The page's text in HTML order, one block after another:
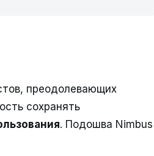
преодолевающих
сохранять
. Подошва Nimbus